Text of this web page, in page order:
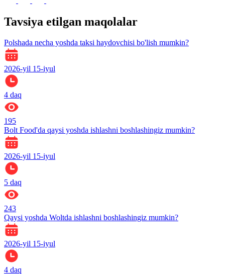
Tavsiya etilgan maqolalar
Polshada necha yoshda taksi haydovchisi bo'lish mumkin?
2026-yil 15-iyul
4 daq
195
Bolt Food'da qaysi yoshda ishlashni boshlashingiz mumkin?
2026-yil 15-iyul
5 daq
243
Qaysi yoshda Woltda ishlashni boshlashingiz mumkin?
2026-yil 15-iyul
4 daq